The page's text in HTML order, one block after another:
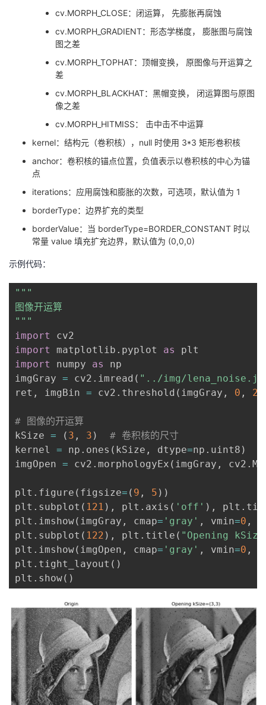
cv.MORPH_CLOSE：闭运算， 先膨胀再腐蚀
cv.MORPH_GRADIENT：形态学梯度， 膨胀图与腐蚀
图之差
cv.MORPH_TOPHAT：顶帽变换， 原图像与开运算之
差
cv.MORPH_BLACKHAT：黑帽变换， 闭运算图与原图
像之差
cv.MORPH_HITMISS： 击中击不中运算
kernel：结构元（卷积核），null 时使用 3*3 矩形卷积核
anchor：卷积核的锚点位置，负值表示以卷积核的中心为锚
点
iterations：应用腐蚀和膨胀的次数，可选项，默认值为 1
borderType：边界扩充的类型
borderValue：当 borderType=BORDER_CONSTANT 时以
常量 value 填充扩充边界，默认值为 (0,0,0)
示例代码：
"""
图像开运算
"""
import
import
matplotlib . pyplot as
import
numpy as
np
imgGray = cv2 . imread ( "../img/
ret , imgBin = cv2 . threshold ( imgGray , 0 ,
# 图像的开运算
kSize = ( 3 , 3 )
# 卷积核的尺寸
kernel = np . ones ( kSize , dtype=np . uint8 )
imgOpen = cv2 . morphologyEx ( imgGray , cv2 .
plt . figure ( figsize= ( 9 , 5 ) )
plt . subplot ( 121 ) , plt . axis ( 'off' ) , plt .
plt . imshow( imgGray , cmap= 'gray' , vmin=0 ,
plt . subplot ( 122 ) , plt . title ( "Opening
plt . imshow( imgOpen , cmap= 'gray' , vmin=0 ,
plt . tight_layout ( )
plt . show( )